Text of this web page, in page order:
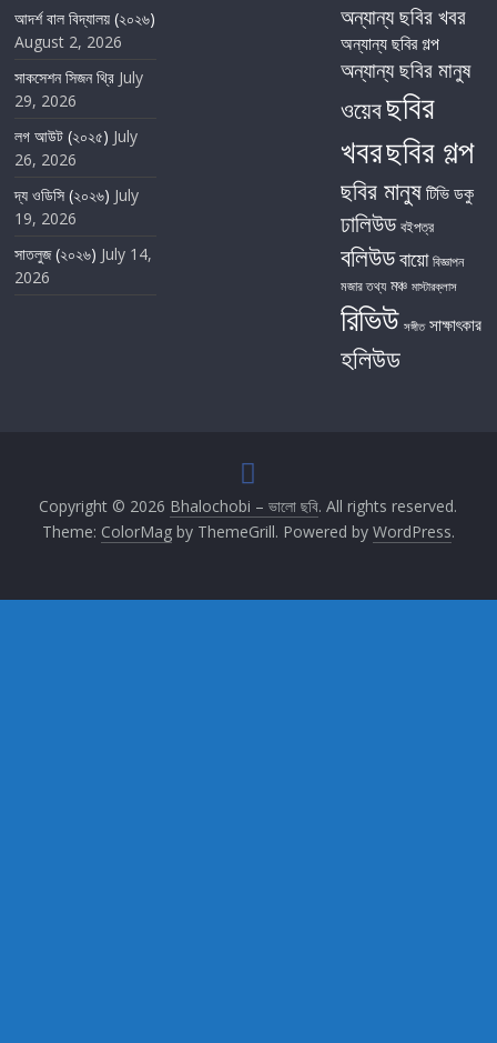
আদর্শ বাল বিদ্যালয় (২০২৬)
August 2, 2026
সাকসেশন সিজন থ্রি July
29, 2026
লগ আউট (২০২৫) July
26, 2026
দ্য ওডিসি (২০২৬) July
19, 2026
সাতলুজ (২০২৬) July 14,
2026
অন্যান্য ছবির খবর
অন্যান্য ছবির গল্প
অন্যান্য ছবির মানুষ
ওয়েবছবির
খবরছবির গল্প
ছবির মানুষটিভিডকু
ঢালিউড বইপত্র
বলিউডবায়ো বিজ্ঞাপন
মজার তথ্য মঞ্চ মাস্টারক্লাস
রিভিউ সঙ্গীত সাক্ষাৎকার
হলিউড
Copyright © 2026 Bhalochobi – ভালো ছবি. All rights reserved.
Theme: ColorMagby ThemeGrill. Powered by WordPress.